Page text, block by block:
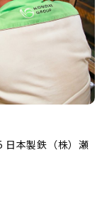
日本製鉄（株）瀬